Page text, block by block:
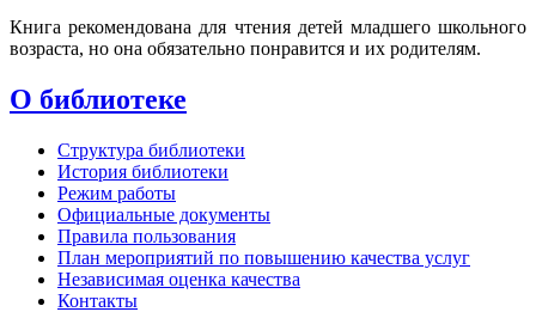
Книга рекомендована для чтения детей младшего школьного
возраста, но она обязательно понравится и их родителям.
О библиотеке
Структура библиотеки
История библиотеки
Режим работы
Официальные документы
Правила пользования
План мероприятий по повышению качества услуг
Независимая оценка качества
Контакты